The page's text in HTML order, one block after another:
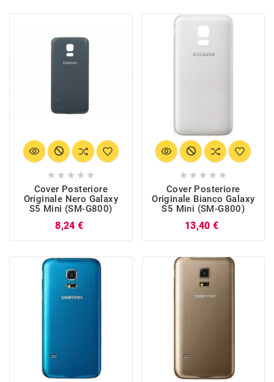
    
Cover Posteriore
Originale Nero Galaxy
S5 Mini (SM-G800)
8,24 €
    
Cover Posteriore
Originale Bianco Galaxy
S5 Mini (SM-G800)
13,40 €